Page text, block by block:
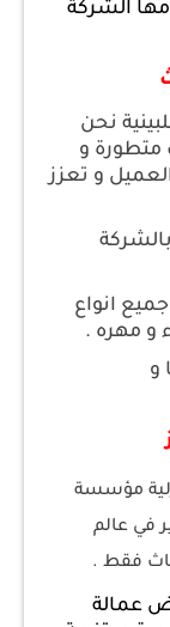
الشركة
نحن
و
و تعزز
انواع
و مهره .
و
مؤسسة
في عالم
فقط .
عمالة